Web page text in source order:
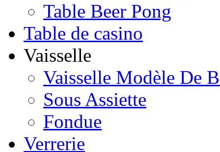
Table Beer Pong
Table de casino
Vaisselle
Vaisselle Modèle De
Sous Assiette
Fondue
Verrerie